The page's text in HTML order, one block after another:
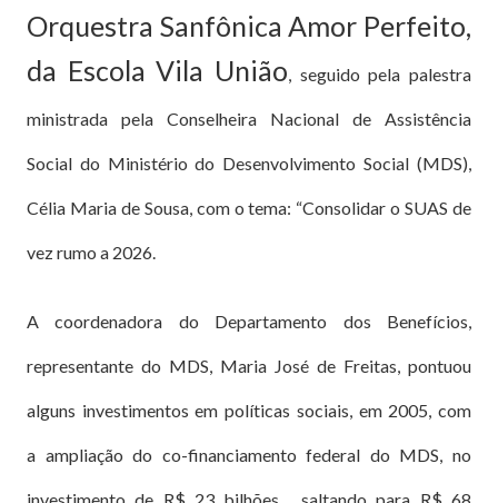
Orquestra Sanfônica Amor Perfeito,
da Escola Vila União, seguido pela palestra
ministrada pela Conselheira Nacional de Assistência
Social do Ministério do Desenvolvimento Social (MDS),
Célia Maria de Sousa, com o tema: “Consolidar o SUAS de
vez rumo a 2026.
A coordenadora do Departamento dos Benefícios,
representante do MDS, Maria José de Freitas, pontuou
alguns investimentos em políticas sociais, em 2005, com
a ampliação do co-financiamento federal do MDS, no